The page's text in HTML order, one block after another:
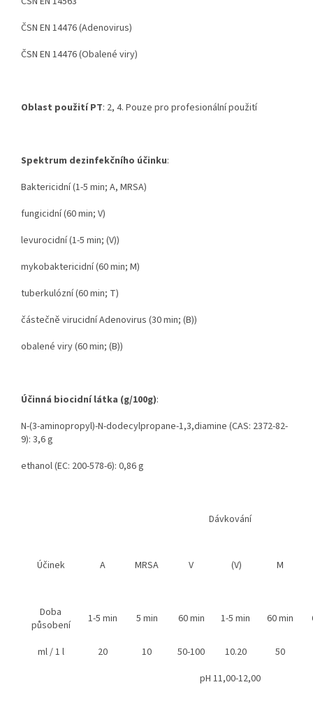
ČSN EN 14476 (Adenovirus)
ČSN EN 14476 (Obalené viry)
Oblast použití PT: 2, 4. Pouze pro profesionální použití
Spektrum dezinfekčního účinku:
Baktericidní (1-5 min; A, MRSA)
fungicidní (60 min; V)
levurocidní (1-5 min; (V))
mykobaktericidní (60 min; M)
tuberkulózní (60 min; T)
částečně virucidní Adenovirus (30 min; (B))
obalené viry (60 min; (B))
Účinná biocidní látka (g/100g):
N-(3-aminopropyl)-N-dodecylpropane-1,3,diamine (CAS: 2372-82-
9): 3,6 g
ethanol (EC: 200-578-6): 0,86 g
Dávkování
Účinek A MRSA V (V) M
Doba
působení
1-5 min 5 min 60 min 1-5 min 60 min
ml / 1 l 20 10 50-100 10.20
50
pH 11,00-12,00